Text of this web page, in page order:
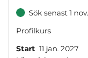
Sök senast 1 nov.
Profilkurs
Start 11 jan. 2027